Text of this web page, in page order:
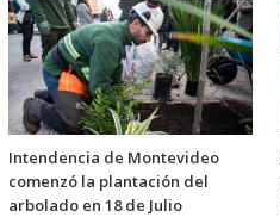
Intendencia de Montevideo
comenzó la plantación del
arbolado en 18 de Julio